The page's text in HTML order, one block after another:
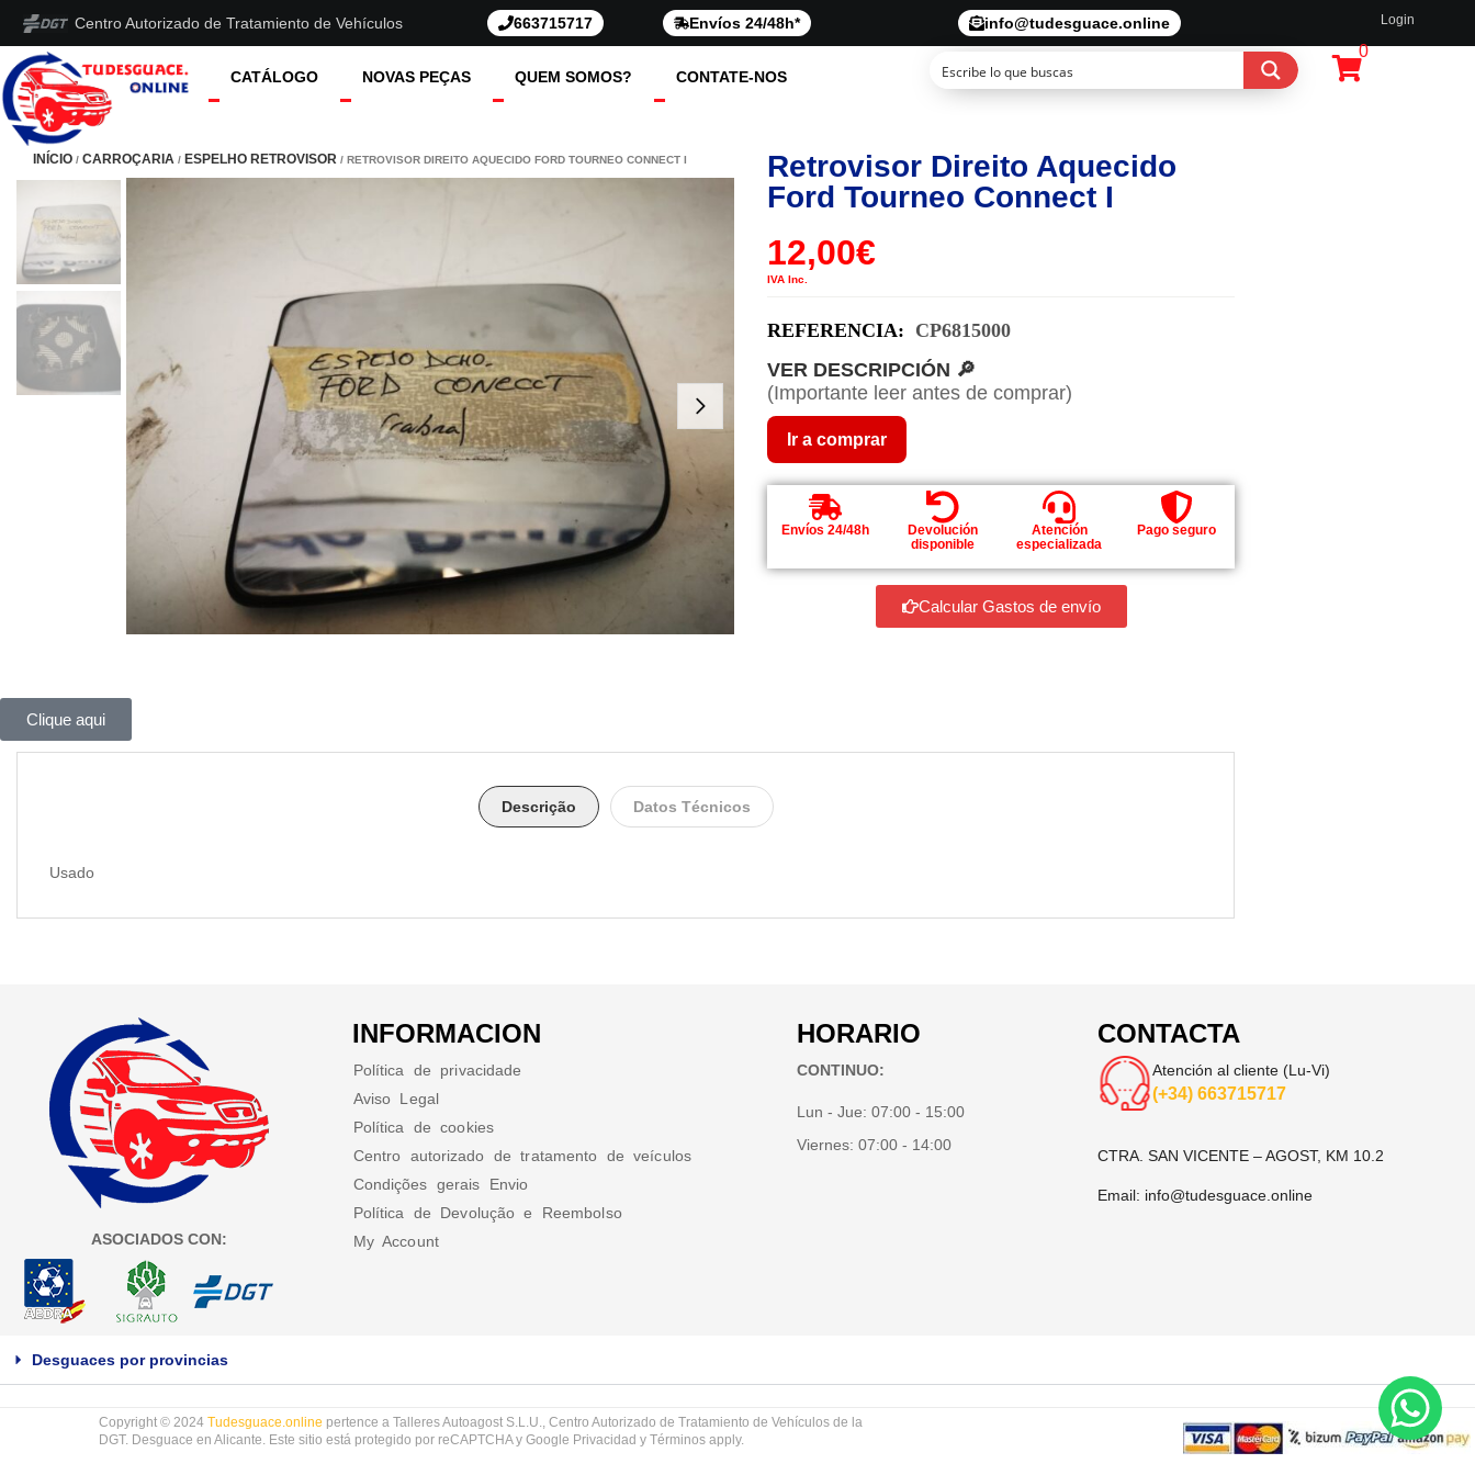
Centro Autorizado de Tratamiento de Vehículos 663715717 Envíos 24/48h* info@tudesguace.online Login
CATÁLOGO NOVAS PEÇAS QUEM SOMOS? CONTATE-NOS
0
INÍCIO / CARROÇARIA / ESPELHO RETROVISOR / RETROVISOR DIREITO AQUECIDO FORD TOURNEO CONNECT I
Retrovisor Direito Aquecido
Ford Tourneo Connect I
12,00€
IVA Inc.
REFERENCIA: CP6815000
VER DESCRIPCIÓN 🔎
(Importante leer antes de comprar)
Ir a comprar
Envíos 24/48h
Devolución
disponible
Atención
especializada
Pago seguro
Calcular Gastos de envío
Clique aqui
Descrição Datos Técnicos
Usado
ASOCIADOS CON:
INFORMACION
Política de privacidade
Aviso Legal
Política de cookies
Centro autorizado de tratamento de veículos
Condições gerais Envio
Política de Devolução e Reembolso
My Account
HORARIO
CONTINUO:
Lun - Jue:07:00 - 15:00
Viernes:07:00 - 14:00
CONTACTA
Atención al cliente (Lu-Vi)
(+34) 663715717
CTRA. SAN VICENTE – AGOST, KM 10.2
Email: info@tudesguace.online
Desguaces por provincias
Copyright © 2024 Tudesguace.online pertence a Talleres Autoagost S.L.U., Centro Autorizado de Tratamiento de Vehículos de la
DGT. Desguace en Alicante. Este sitio está protegido por reCAPTCHA y Google Privacidad y Términos apply.